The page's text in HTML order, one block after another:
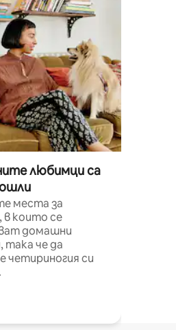
любимци са
места за
в които се
домашни
така че да
четириногия си